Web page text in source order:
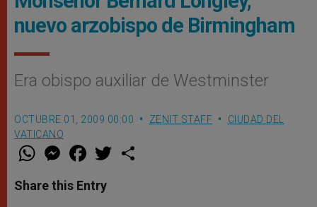
nuevo arzobispo de Birmingham
Era obispo auxiliar de Westminster
OCTUBRE 01, 2009 00:00 ZENIT STAFF
CIUDAD DEL
VATICANO
W
t
s
M
e
s
e
F
a
e
b
w
Share this Entry